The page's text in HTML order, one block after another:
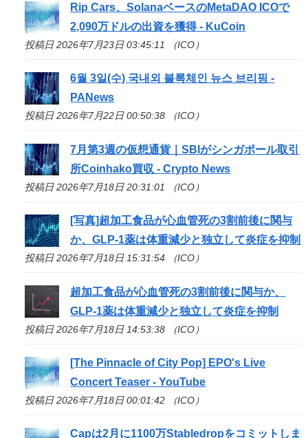
Rip Cars、SolanaベースのMetaDAO ICOで
2,090万ドルの出資を獲得 - KuCoin
投稿日 2026年7月23日 03:45:11 （ICO）
6월 3일(수) 국내외 블록체인 뉴스 브리핑 -
PANews
投稿日 2026年7月22日 00:50:38 （ICO）
7月第3週の仮想通貨｜SBIがシンガポール取引
所Coinhako買収 - Crypto News
投稿日 2026年7月18日 20:31:01 （ICO）
[写真]超加工食品が心血管死の3割前後に関与
か、GLP-1薬は体重減少と独立して炎症を抑制
投稿日 2026年7月18日 15:31:54 （ICO）
超加工食品が心血管死の3割前後に関与か、
GLP-1薬は体重減少と独立して炎症を抑制
投稿日 2026年7月18日 14:53:38 （ICO）
[The Pinnacle of City Pop] EPO's Live
Concert Teaser - YouTube
投稿日 2026年7月18日 00:01:42 （ICO）
Capは2月に1100万Stabledropをコミットしま